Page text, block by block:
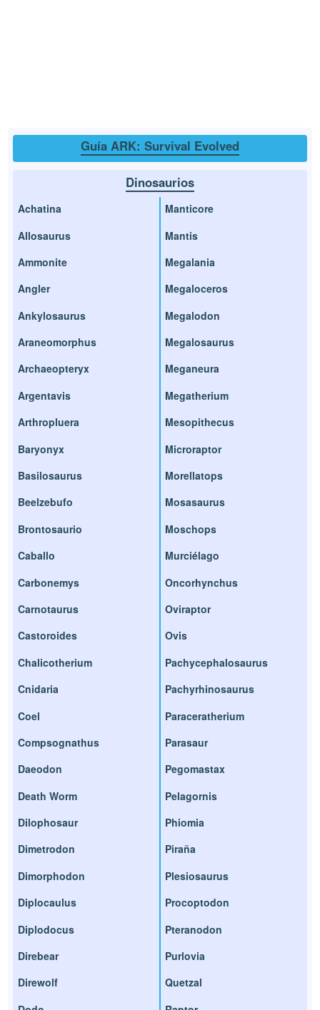
Guía ARK: Survival Evolved
Dinosaurios
Achatina
Allosaurus
Ammonite
Angler
Ankylosaurus
Araneomorphus
Archaeopteryx
Argentavis
Arthropluera
Baryonyx
Basilosaurus
Beelzebufo
Brontosaurio
Caballo
Carbonemys
Carnotaurus
Castoroides
Chalicotherium
Cnidaria
Coel
Compsognathus
Daeodon
Death Worm
Dilophosaur
Dimetrodon
Dimorphodon
Diplocaulus
Diplodocus
Direbear
Direwolf
Manticore
Mantis
Megalania
Megaloceros
Megalodon
Megalosaurus
Meganeura
Megatherium
Mesopithecus
Microraptor
Morellatops
Mosasaurus
Moschops
Murciélago
Oncorhynchus
Oviraptor
Ovis
Pachycephalosaurus
Pachyrhinosaurus
Paraceratherium
Parasaur
Pegomastax
Pelagornis
Phiomia
Piraña
Plesiosaurus
Procoptodon
Pteranodon
Purlovia
Quetzal